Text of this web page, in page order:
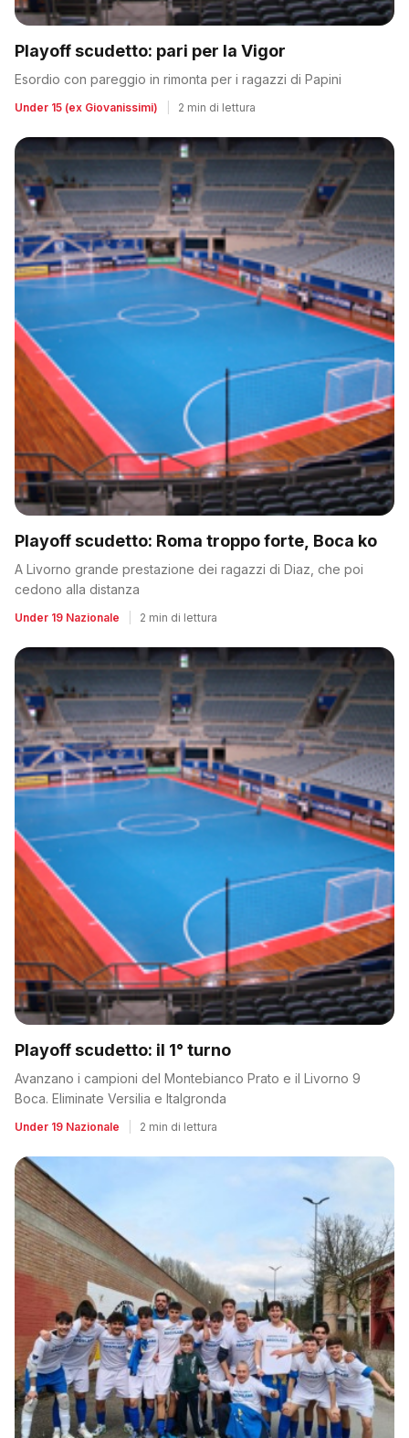
Playoff scudetto: pari per la Vigor
Esordio con pareggio in rimonta per i ragazzi di Papini
Under 15 (ex Giovanissimi) 2 min di lettura
Playoff scudetto: Roma troppo forte, Boca ko
A Livorno grande prestazione dei ragazzi di Diaz, che poi
cedono alla distanza
Under 19 Nazionale 2 min di lettura
Playoff scudetto: il 1° turno
Avanzano i campioni del Montebianco Prato e il Livorno 9
Boca. Eliminate Versilia e Italgronda
Under 19 Nazionale 2 min di lettura